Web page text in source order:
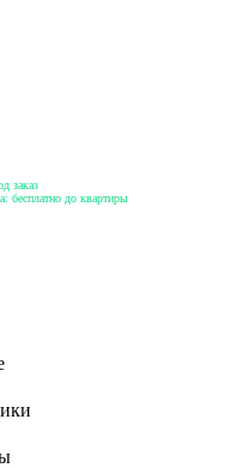
заказ
бесплатно до квартиры